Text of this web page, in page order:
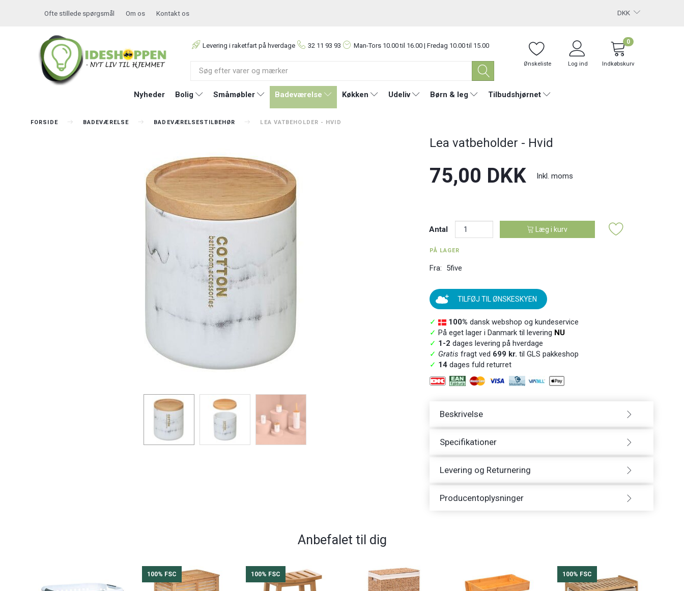
DKK
Ofte stillede spørgsmål Om os Kontakt os
Levering i raketfart på hverdage 32 11 93 93 Man-Tors 10.00 til 16.00 | Fredag 10.00 til 15.00
Ønskeliste Log ind Indkøbskurv
0
Nyheder Bolig Småmøbler Badeværelse Køkken Udeliv Børn & leg Tilbudshjørnet
FORSIDE BADEVÆRELSE BADEVÆRELSESTILBEHØR LEA VATBEHOLDER - HVID
Lea vatbeholder - Hvid
75,00 DKK Inkl. moms
Antal Læg i kurv
PÅ LAGER
Fra: 5five
TILFØJ TIL ØNSKESKYEN
✓ 100% dansk webshop og kundeservice
✓ På eget lager i Danmark til levering NU
✓ 1-2 dages levering på hverdage
✓ Gratis fragt ved 699 kr. til GLS pakkeshop
✓ 14dages fuld returret
Beskrivelse
Specifikationer
Levering og Returnering
Producentoplysninger
Anbefalet til dig
100% FSC 100% FSC 100% FSC